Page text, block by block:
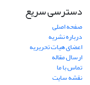
دسترسی سریع
صفحه اصلی
درباره نشریه
اعضای هیات تحریریه
ارسال مقاله
تماس با ما
نقشه سایت